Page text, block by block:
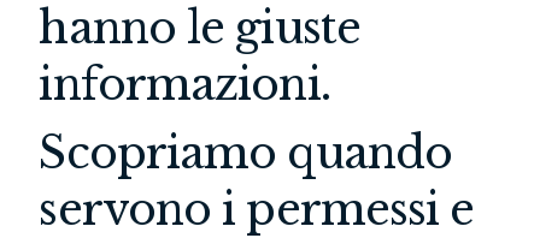
hanno le giuste
informazioni.
Scopriamo quando
servono i permessi e